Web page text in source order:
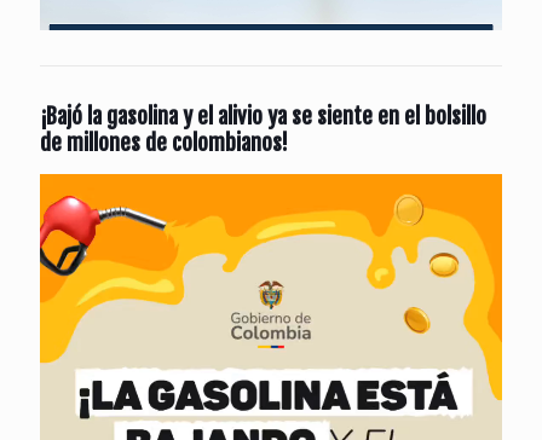
¡Bajó la gasolina y el alivio ya se siente en el bolsillo
de millones de colombianos!
de
vídeo